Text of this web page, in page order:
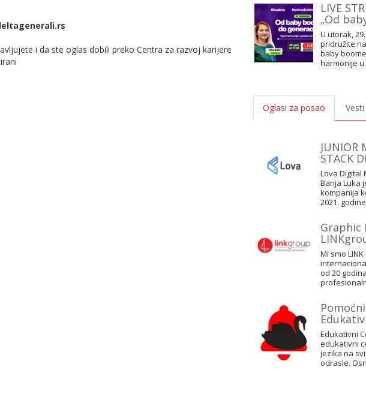
i da ste oglas dobili preko Centra za razvoj karijere
LIVE
„Od
U utorak,
pridružite
baby
harmonije u
Oglasi za posao Vesti
JUNIOR
STACK
Lova Digital
Banja Luka
kompanija
2021.
Graphic
Mi smo
od 20
Edukativni
edukativni
jezika na
odrasle.